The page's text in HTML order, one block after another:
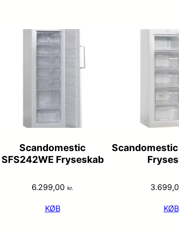
Scandomestic
SFS242WE Fryseskab
6.299,00 kr.
KØB
Scandomestic
KØB